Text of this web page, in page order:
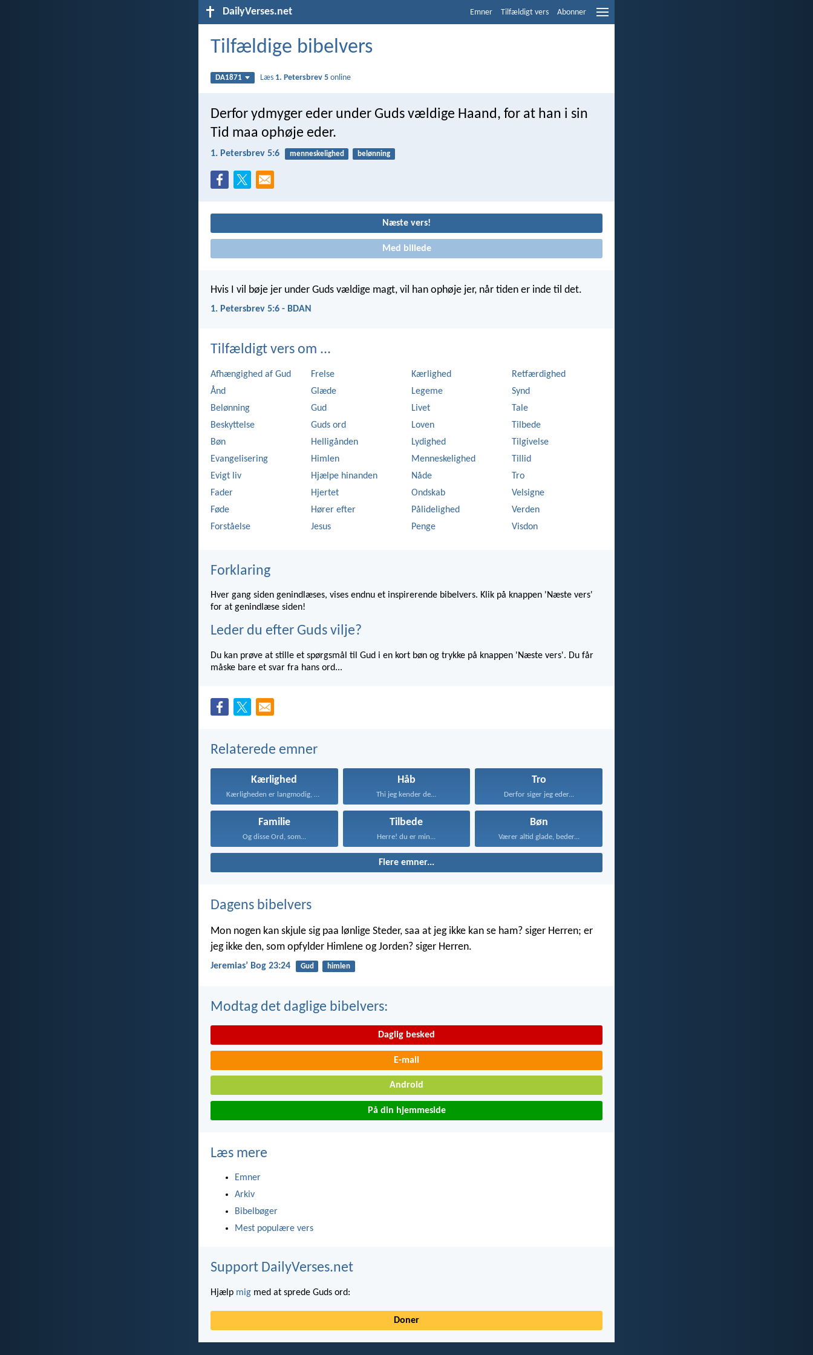
DailyVerses.net Emner Tilfældigt vers Abonner
Tilfældige bibelvers
DA1871 Læs 1. Petersbrev 5 online
Derfor ydmyger eder under Guds vældige Haand, for at han i sin
Tid maa ophøje eder.
1. Petersbrev 5:6 menneskelighed belønning
Næste vers!
Med billede
Hvis I vil bøje jer under Guds vældige magt, vil han ophøje jer, når tiden er inde til det.
1. Petersbrev 5:6 - BDAN
Tilfældigt vers om ...
Afhængighed af Gud
Ånd
Belønning
Beskyttelse
Bøn
Evangelisering
Evigt liv
Fader
Føde
Forståelse
Frelse
Glæde
Gud
Guds ord
Helligånden
Himlen
Hjælpe hinanden
Hjertet
Hører efter
Jesus
Kærlighed
Legeme
Livet
Loven
Lydighed
Menneskelighed
Nåde
Ondskab
Pålidelighed
Penge
Retfærdighed
Synd
Tale
Tilbede
Tilgivelse
Tillid
Tro
Velsigne
Verden
Visdon
Forklaring
Hver gang siden genindlæses, vises endnu et inspirerende bibelvers. Klik på knappen 'Næste vers'
for at genindlæse siden!
Leder du efter Guds vilje?
Du kan prøve at stille et spørgsmål til Gud i en kort bøn og trykke på knappen 'Næste vers'. Du får
måske bare et svar fra hans ord...
Relaterede emner
Kærlighed
Kærligheden er langmodig, er...
Håb
Thi jeg kender de...
Tro
Derfor siger jeg eder...
Familie
Og disse Ord, som...
Tilbede
Herre! du er min...
Bøn
Værer altid glade, beder...
Flere emner...
Dagens bibelvers
Mon nogen kan skjule sig paa lønlige Steder, saa at jeg ikke kan se ham? siger Herren; er
jeg ikke den, som opfylder Himlene og Jorden? siger Herren.
Jeremiasʼ Bog 23:24 Gud himlen
Modtag det daglige bibelvers:
Daglig besked
E-mail
Android
På din hjemmeside
Læs mere
Emner
Arkiv
Bibelbøger
Mest populære vers
Support DailyVerses.net
Hjælp mig med at sprede Guds ord:
Doner